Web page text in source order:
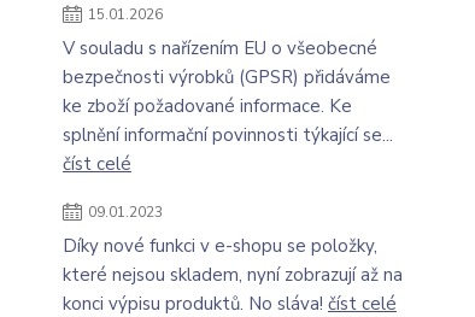
15.01.2026
V souladu s nařízením EU o všeobecné
bezpečnosti výrobků (GPSR) přidáváme
ke zboží požadované informace. Ke
splnění informační povinnosti týkající se...
číst celé
09.01.2023
Díky nové funkci v e-shopu se položky,
které nejsou skladem, nyní zobrazují až na
konci výpisu produktů. No sláva! číst celé